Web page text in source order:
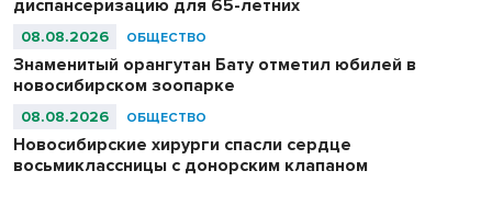
диспансеризацию для 65-летних
08.08.2026 ОБЩЕСТВО
Знаменитый орангутан Бату отметил юбилей в
новосибирском зоопарке
08.08.2026 ОБЩЕСТВО
Новосибирские хирурги спасли сердце
восьмиклассницы с донорским клапаном